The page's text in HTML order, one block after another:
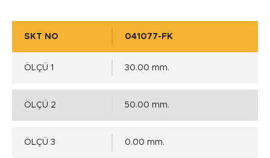
SKT NO 041077-FK
ÖLÇÜ 1 30.00 mm.
ÖLÇÜ 2 50.00 mm.
ÖLÇÜ 3 0.00 mm.